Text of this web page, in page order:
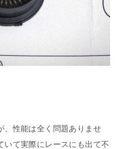
、性能は全く問題ありませ
いて実際にレースにも出て不